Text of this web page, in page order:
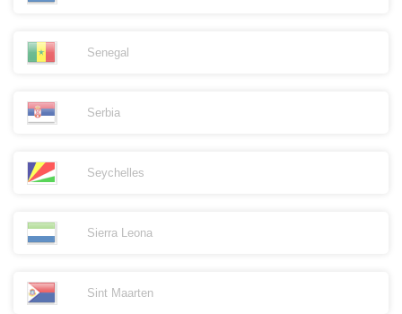
Senegal
Serbia
Seychelles
Sierra Leona
Sint Maarten